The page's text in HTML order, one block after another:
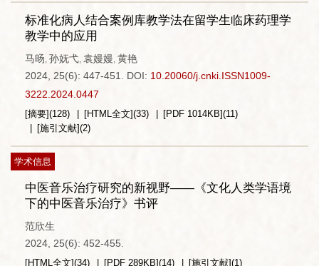
标准化病人结合案例库教学法在留学生临床药理学
教学中的应用
马旸, 孙妩弋, 袁嫚嫚, 黄艳
2024, 25(6): 447-451.
DOI: 10.20060/j.cnki.ISSN1009-
3222.2024.0447
[摘要](128) [HTML全文](33) [PDF 1014KB](11)
[施引文献](2)
学术信息
中医音乐治疗研究的新视野——《文化人类学语境
下的中医音乐治疗》书评
范欣生
2024, 25(6): 452-455.
[HTML全文](34) [PDF 289KB](14) [施引文献](1)